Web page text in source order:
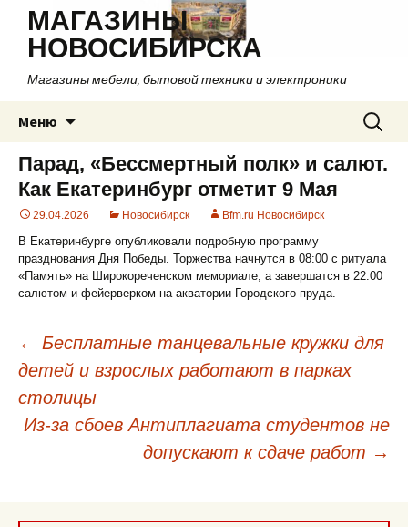
МАГАЗИНЫ
НОВОСИБИРСКА
Магазины мебели, бытовой техники и электроники
Меню
содержимому
Найти:
Парад, «Бессмертный полк» и салют.
Как Екатеринбург отметит 9 Мая
29.04.2026 Новосибирск Bfm.ru Новосибирск
В Екатеринбурге опубликовали подробную программу
празднования Дня Победы. Торжества начнутся в 08:00 с ритуала
«Память» на Широкореченском мемориале, а завершатся в 22:00
салютом и фейерверком на акватории Городского пруда.
Навигация
по
записям
← Бесплатные танцевальные кружки для
детей и взрослых работают в парках
столицы
Из-за сбоев Антиплагиата студентов не
допускают к сдаче работ →